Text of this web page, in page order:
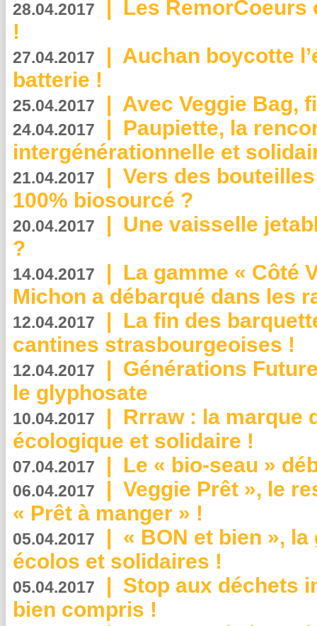
28.04.2017 | Les RemorCoeurs
!
27.04.2017 | Auchan boycotte
batterie !
25.04.2017 | Avec Veggie Bag,
24.04.2017 | Paupiette, la
intergénérationnelle et
21.04.2017 | Vers des
100% biosourcé ?
20.04.2017 | Une vaisselle
?
14.04.2017 | La gamme « Côté
Michon a débarqué dans les
12.04.2017 | La fin des
cantines strasbourgeoises !
12.04.2017 | Générations
le glyphosate
10.04.2017 | Rrraw : la marque
écologique et solidaire !
07.04.2017 | Le « bio-seau »
06.04.2017 | Veggie Prêt », le
« Prêt à manger » !
05.04.2017 | « BON et bien »,
écolos et solidaires !
05.04.2017 | Stop aux déchets
bien compris !